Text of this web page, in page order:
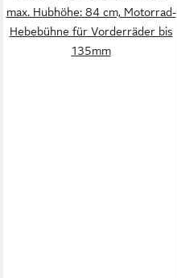
max. Hubhöhe: 84 cm, Motorrad-
Hebebühne für Vorderräder bis
135mm